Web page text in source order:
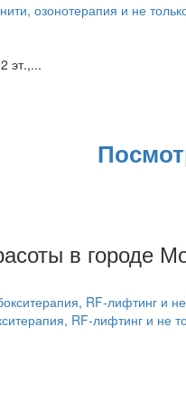
озонотерапия и не
эт.,...
в городе
RF-лифтинг и не